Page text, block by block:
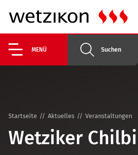
MENÜ Suchen
Startseite Aktuelles Veranstaltungen
Wetziker Chilbi